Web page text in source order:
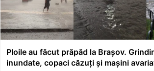
Ploile au făcut prăpăd la Brașov.
inundate, copaci căzuți și mașini